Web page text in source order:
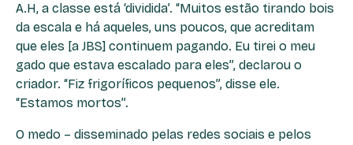
A.H, a classe está ‘dividida’. “Muitos estão tirando bois
da escala e há aqueles, uns poucos, que acreditam
que eles [a JBS] continuem pagando. Eu tirei o meu
gado que estava escalado para eles”, declarou o
criador. “Fiz frigoríficos pequenos”, disse ele.
“Estamos mortos”.
O medo – disseminado pelas redes sociais e pelos